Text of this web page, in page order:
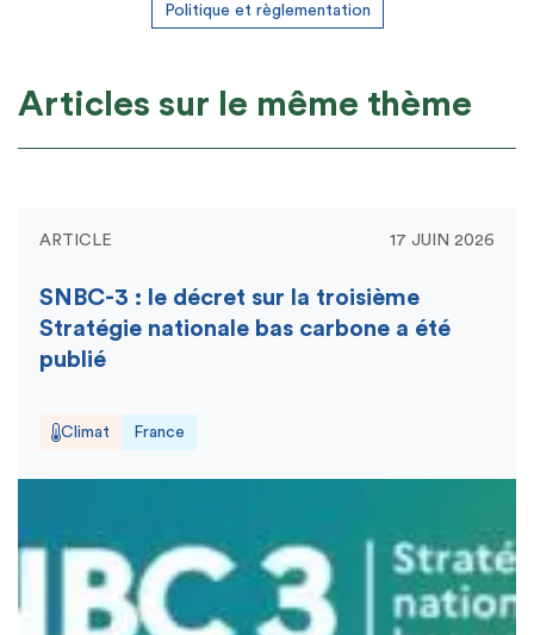
Politique et règlementation
Articles sur le même thème
ARTICLE 17 JUIN 2026
SNBC-3 : le décret sur la troisième
Stratégie nationale bas carbone a été
publié
Climat France